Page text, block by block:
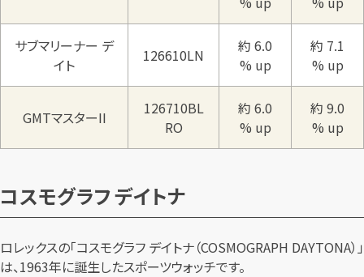
サブマリーナー デ
イト
126610LN
約 6.0
% up
約 7.1
% up
GMTマスターII
126710BL
RO
約 6.0
% up
約 9.0
% up
コスモグラフ デイトナ
ロレックスの「コスモグラフ デイトナ（COSMOGRAPH DAYTONA）」
は、1963年に誕生したスポーツウォッチです。